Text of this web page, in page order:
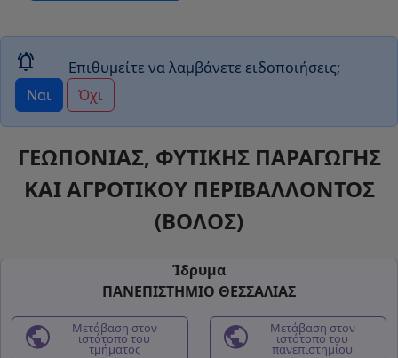
notifications_active
Επιθυμείτε να λαμβάνετε ειδοποιήσεις;
Ναι
Όχι
ΓΕΩΠΟΝΙΑΣ, ΦΥΤΙΚΗΣ ΠΑΡΑΓΩΓΗΣ
ΚΑΙ ΑΓΡΟΤΙΚΟΥ ΠΕΡΙΒΑΛΛΟΝΤΟΣ
(ΒΟΛΟΣ)
Ίδρυμα
ΠΑΝΕΠΙΣΤΗΜΙΟ ΘΕΣΣΑΛΙΑΣ
public Μετάβαση στον
ιστότοπο του
τμήματος public Μετάβαση στον
ιστότοπο του
πανεπιστημίου